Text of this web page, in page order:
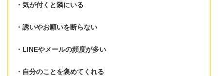
気が付くと隣にいる
誘いやお願いを断らない
LINEやメールの頻度が多い
自分のことを褒めてくれる